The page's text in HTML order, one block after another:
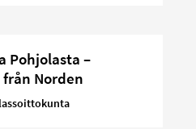
Pohjolasta –
Norden